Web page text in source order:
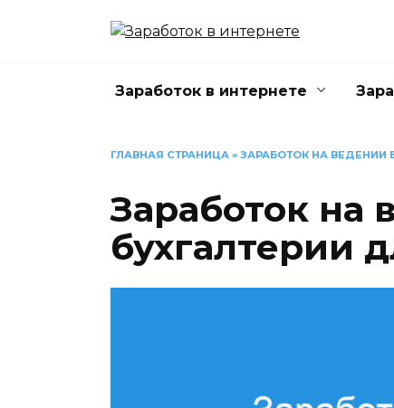
Заработок в интернете
ГЛАВНАЯ СТРАНИЦА » ЗАРАБОТОК НА ВЕДЕНИИ
Заработок на
бухгалтерии